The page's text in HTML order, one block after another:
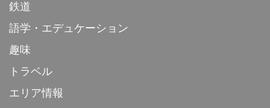
鉄道
語学・エデュケーション
趣味
トラベル
エリア情報